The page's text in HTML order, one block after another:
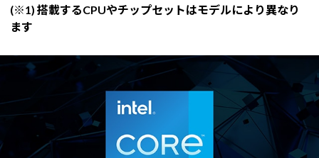
(※1) 搭載するCPUやチップセットはモデルにより異なり
ます